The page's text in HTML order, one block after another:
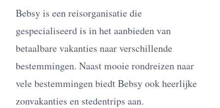
Bebsy is een reisorganisatie die
gespecialiseerd is in het aanbieden van
betaalbare vakanties naar verschillende
bestemmingen. Naast mooie rondreizen naar
vele bestemmingen biedt Bebsy ook heerlijke
zonvakanties en stedentrips aan.